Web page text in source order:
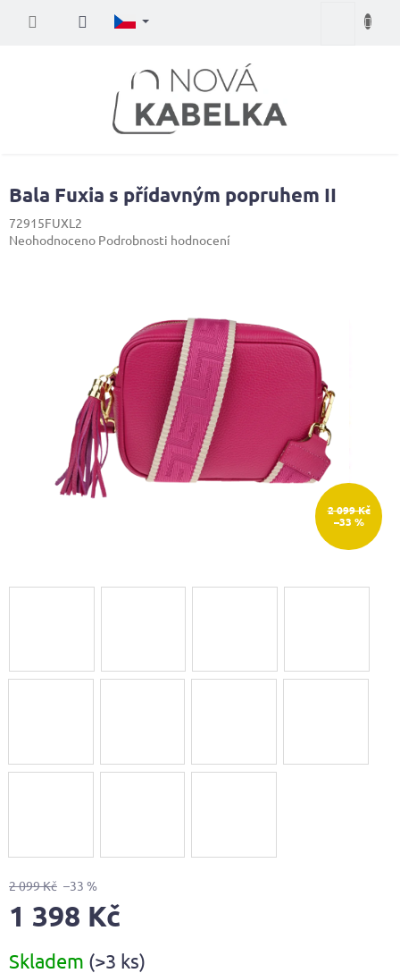
Nákupní
Bala Fuxia s přídavným popruhem II
72915FUXL2
Průměrné
Neohodnoceno Podrobnosti hodnocení
2 099 Kč
–33 %
2 099 Kč –33 %
1 398 Kč
cena:
Skladem (>3 ks)